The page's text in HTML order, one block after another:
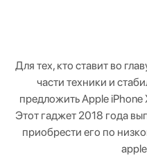
Для тех, кто ставит во
части техники и
предложить Apple
Этот гаджет 2018 года
приобрести его по